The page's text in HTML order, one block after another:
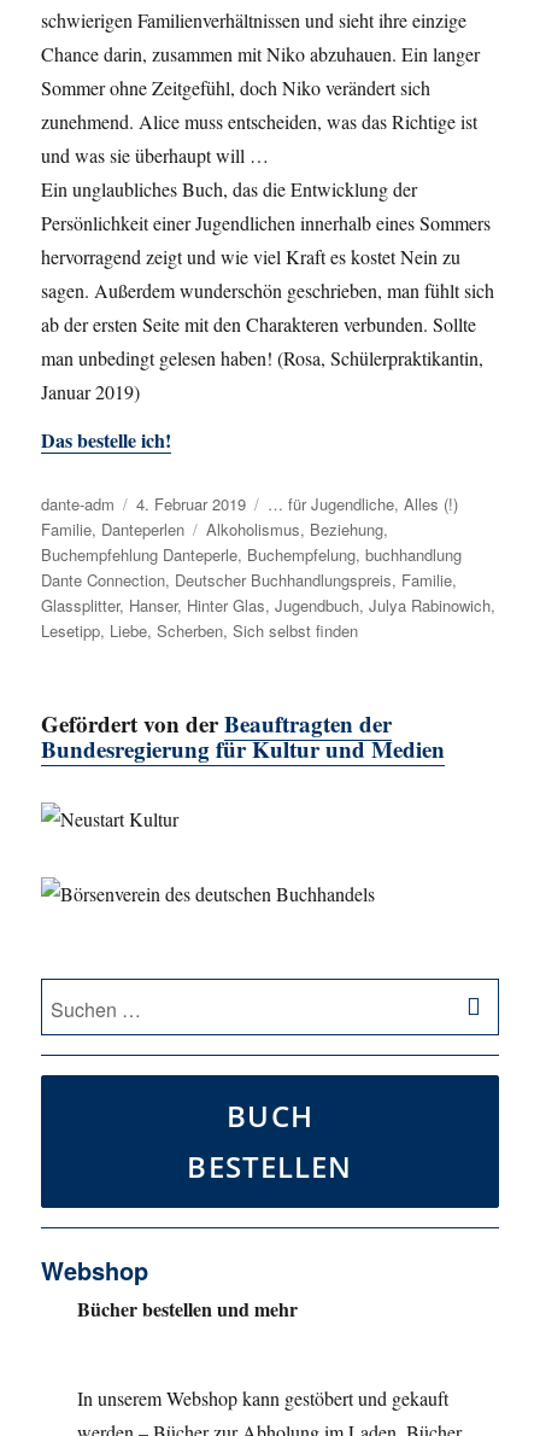
schwierigen Familienverhältnissen und sieht ihre einzige
Chance darin, zusammen mit Niko abzuhauen. Ein langer
Sommer ohne Zeitgefühl, doch Niko verändert sich
zunehmend. Alice muss entscheiden, was das Richtige ist
und was sie überhaupt will …
Ein unglaubliches Buch, das die Entwicklung der
Persönlichkeit einer Jugendlichen innerhalb eines Sommers
hervorragend zeigt und wie viel Kraft es kostet Nein zu
sagen. Außerdem wunderschön geschrieben, man fühlt sich
ab der ersten Seite mit den Charakteren verbunden. Sollte
man unbedingt gelesen haben! (Rosa, Schülerpraktikantin,
Januar 2019)
Das bestelle ich!
Autor
dante-adm
Veröffentlicht
am
4. Februar 2019 Kategorien
… für Jugendliche,Alles (!)
Familie, Danteperlen Schlagwörter
Alkoholismus, Beziehung,
Buchempfehlung Danteperle, Buchempfelung,buchhandlung
Dante Connection, Deutscher Buchhandlungspreis, Familie,
Glassplitter, Hanser, Hinter Glas,Jugendbuch,Julya Rabinowich,
Lesetipp, Liebe,Scherben,Sich selbst finden
Gefördert von derBeauftragten der
Bundesregierung für Kultur und Medien
Suche
nach:
BUCH
BESTELLEN
Webshop
Bücher bestellen und mehr
In unserem Webshop kann gestöbert und gekauft